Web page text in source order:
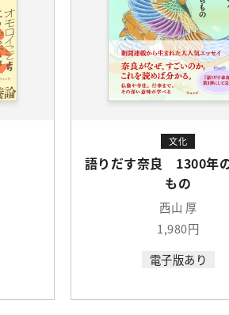
文化
語りだす奈良 1300年
もの
西山 厚
1,980円
電子版あり